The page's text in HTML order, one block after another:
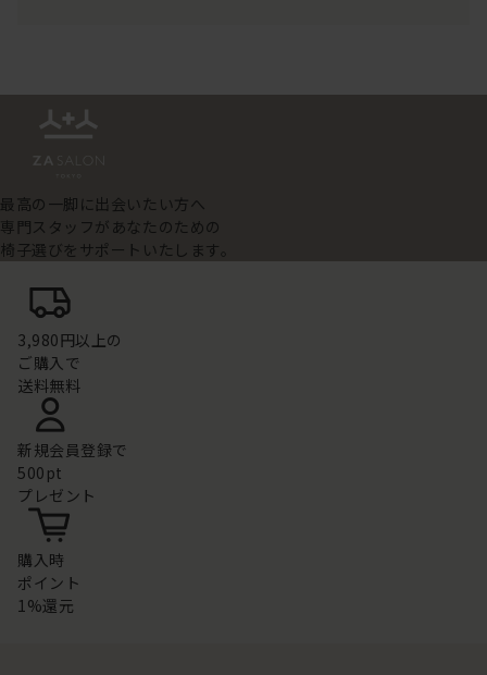
最高の一脚に出会いたい方へ
専門スタッフがあなたのための
椅子選びをサポートいたします。
3,980円以上の
ご購入で
送料無料
新規会員登録で
500pt
プレゼント
購入時
ポイント
1%還元